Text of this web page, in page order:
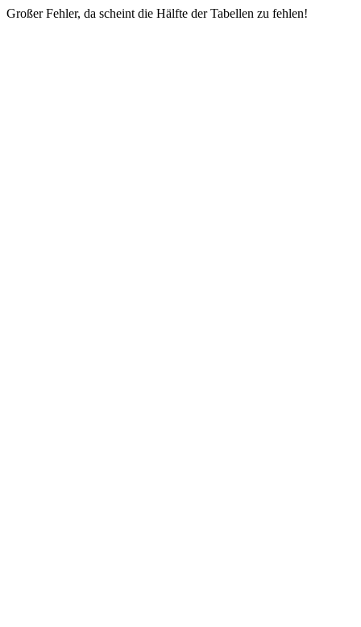
Großer Fehler, da scheint die Hälfte der Tabellen zu fehlen!